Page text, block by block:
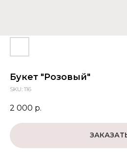
Букет "Розовый"
SKU: 116
2 000 р.